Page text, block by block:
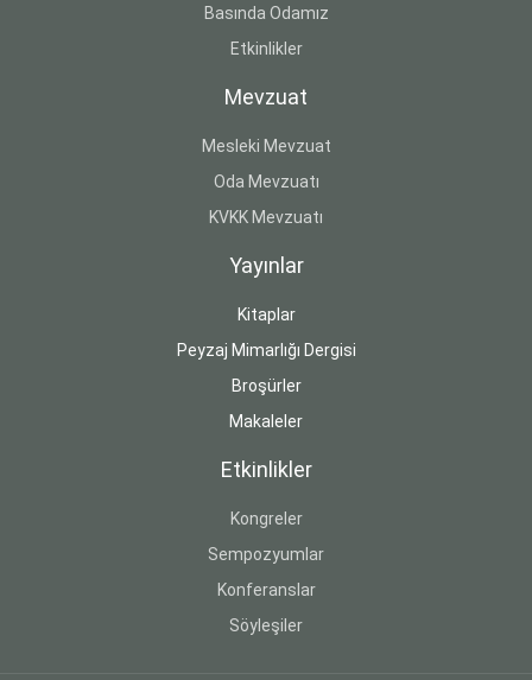
Basında Odamız
Etkinlikler
Mevzuat
Mesleki Mevzuat
Oda Mevzuatı
KVKK Mevzuatı
Yayınlar
Kitaplar
Peyzaj Mimarlığı Dergisi
Broşürler
Makaleler
Etkinlikler
Kongreler
Sempozyumlar
Konferanslar
Söyleşiler